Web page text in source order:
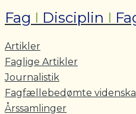
Fag I Disciplin I
Artikler
Faglige Artikler
Journalistik
Fagfællebedømte
Årssamlinger